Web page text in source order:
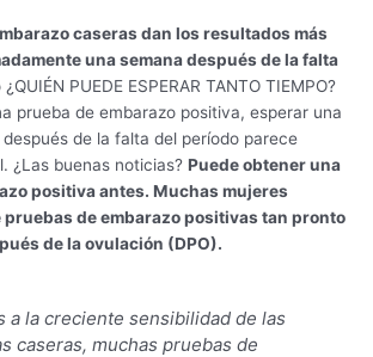
caseras dan los resultados más
una semana después de la falta
PUEDE ESPERAR TANTO TIEMPO?
prueba de embarazo positiva, esperar una
de la falta del período parece
¿Las buenas noticias? Puede obtener una
positiva antes. Muchas mujeres
de embarazo positivas tan pronto
de la ovulación (DPO).
a la creciente sensibilidad de las
caseras, muchas pruebas de